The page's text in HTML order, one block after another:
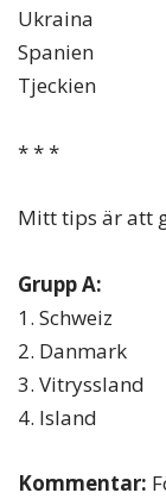
Ukraina
Spanien
Tjeckien
* * *
Mitt tips är att
Grupp A:
1. Schweiz
2. Danmark
3. Vitryssland
4. Island
Kommentar: